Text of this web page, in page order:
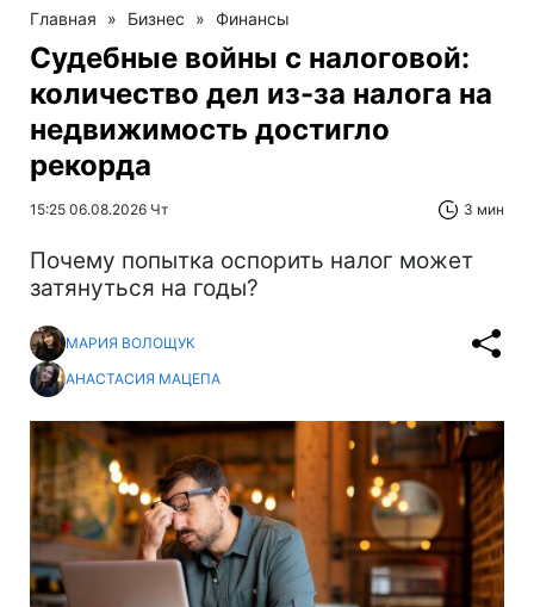
Главная » Бизнес » Финансы
Судебные войны с налоговой:
количество дел из-за налога на
недвижимость достигло
рекорда
15:25 06.08.2026 Чт 3 мин
Почему попытка оспорить налог может
затянуться на годы?
МАРИЯ ВОЛОЩУК
АНАСТАСИЯ МАЦЕПА